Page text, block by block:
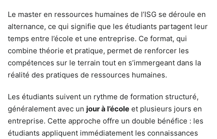
Le master en ressources humaines de l’ISG se déroule en
alternance, ce qui signifie que les étudiants partagent leur
temps entre l’école et une entreprise. Ce format, qui
combine théorie et pratique, permet de renforcer les
compétences sur le terrain tout en s’immergeant dans la
réalité des pratiques de ressources humaines.
Les étudiants suivent un rythme de formation structuré,
généralement avec un jour à l’école et plusieurs jours en
entreprise. Cette approche offre un double bénéfice : les
étudiants appliquent immédiatement les connaissances